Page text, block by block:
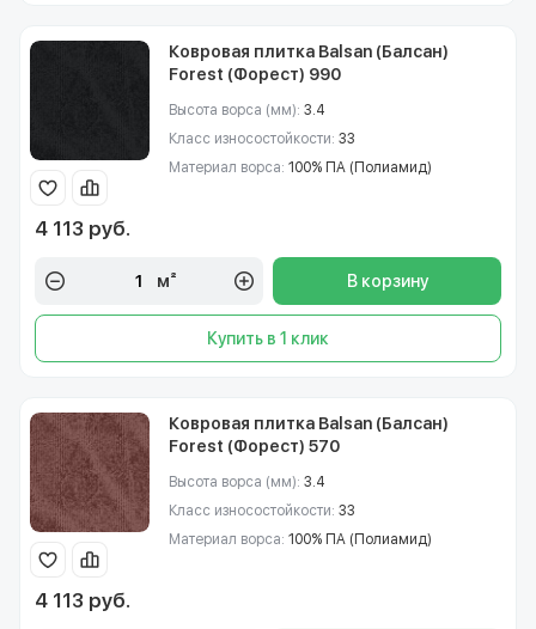
Ковровая плитка Balsan (Балсан)
Forest (Форест) 990
Высота ворса (мм): 3.4
Класс износостойкости: 33
Материал ворса: 100% ПА (Полиамид)
4 113 руб.
м² В корзину
Купить в 1 клик
Ковровая плитка Balsan (Балсан)
Forest (Форест) 570
Высота ворса (мм): 3.4
Класс износостойкости: 33
Материал ворса: 100% ПА (Полиамид)
4 113 руб.